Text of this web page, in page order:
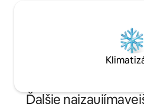
Ďalšie